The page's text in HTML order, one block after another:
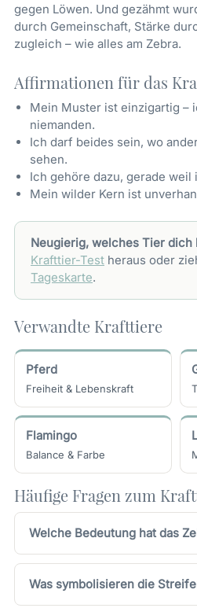
gegen Löwen. Und gezähmt
durch Gemeinschaft, Stärke
zugleich – wie alles am Zebra.
Affirmationen für das
Mein Muster ist einzigartig –
niemanden.
Ich darf beides sein, wo
sehen.
Ich gehöre dazu, gerade weil
Mein wilder Kern ist
Neugierig, welches Tier dich
Krafttier-Test heraus oder
Tageskarte.
Verwandte Krafttiere
Pferd
Freiheit & Lebenskraft
Flamingo
Balance & Farbe
Häufige Fragen zum
Welche Bedeutung hat das
Was symbolisieren die